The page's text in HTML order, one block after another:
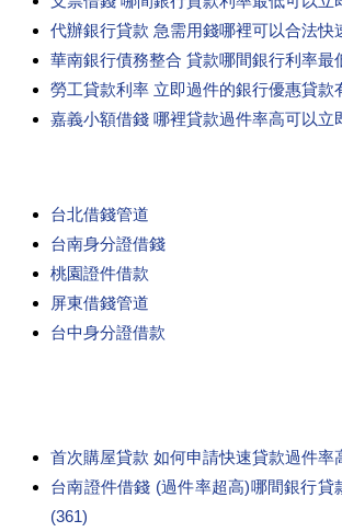
代辦銀行貸款 急需用錢哪裡可以合法快
華南銀行債務整合 貸款哪間銀行利率最
勞工貸款利率 立即過件的銀行優惠貸款
嘉義小額借錢 哪裡貸款過件率高可以立
台北借錢管道
台南身分證借錢
桃園證件借款
屏東借錢管道
台中身分證借款
首次購屋貸款 如何申請快速貸款過件率
台南證件借錢 (過件率超高)哪間銀行貸
(361)